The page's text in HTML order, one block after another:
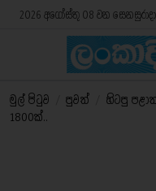
2026 අගෝස්තු 08 වන සෙනසුරාදා
මුල් පිටුව පුවත්
හිටපු
1800ක්..